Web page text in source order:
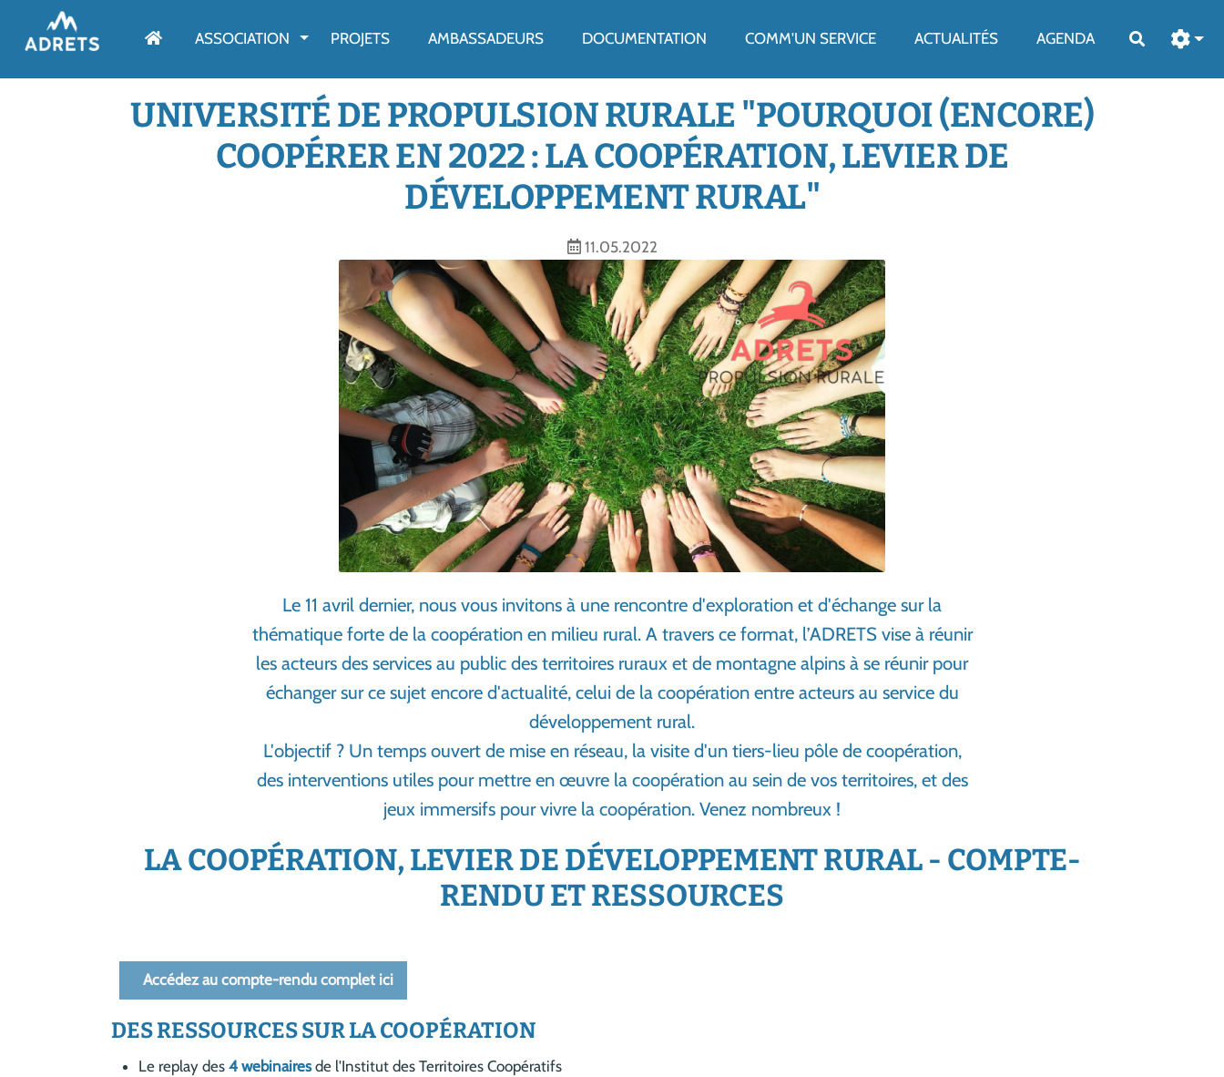
ASSOCIATION AFFICHER LE MENU
PROJETS AMBASSADEURS DOCUMENTATION COMM'UN SERVICE ACTUALITÉS AGENDA Rechercher
UNIVERSITÉ DE PROPULSION RURALE "POURQUOI (ENCORE)
COOPÉRER EN 2022 : LA COOPÉRATION, LEVIER DE
DÉVELOPPEMENT RURAL"
11.05.2022
Le 11 avril dernier, nous vous invitons à une rencontre d'exploration et d'échange sur la
thématique forte de la coopération en milieu rural. A travers ce format, l’ADRETS vise à réunir
les acteurs des services au public des territoires ruraux et de montagne alpins à se réunir pour
échanger sur ce sujet encore d'actualité, celui de la coopération entre acteurs au service du
développement rural.
L'objectif ? Un temps ouvert de mise en réseau, la visite d'un tiers-lieu pôle de coopération,
des interventions utiles pour mettre en œuvre la coopération au sein de vos territoires, et des
jeux immersifs pour vivre la coopération. Venez nombreux !
LA COOPÉRATION, LEVIER DE DÉVELOPPEMENT RURAL - COMPTE-
RENDU ET RESSOURCES
Accédez au compte-rendu complet ici
DES RESSOURCES SUR LA COOPÉRATION
Le replay des 4 webinairesde l'Institut des Territoires Coopératifs